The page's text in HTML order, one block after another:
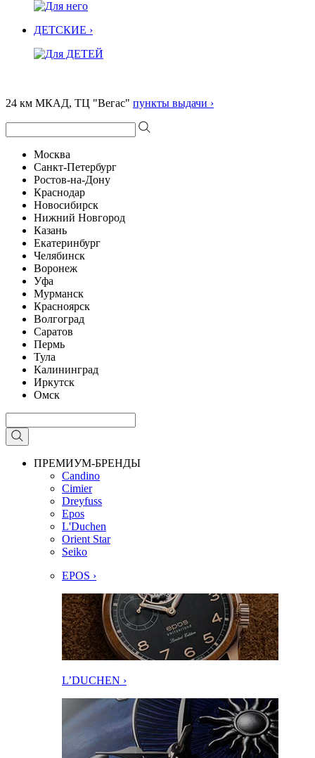
ДЕТСКИЕ ›
24 км МКАД, ТЦ "Вегас" пункты выдачи ›
Москва
Санкт-Петербург
Ростов-на-Дону
Краснодар
Новосибирск
Нижний Новгород
Казань
Екатеринбург
Челябинск
Воронеж
Уфа
Мурманск
Красноярск
Волгоград
Саратов
Пермь
Тула
Калининград
Иркутск
Омск
ПРЕМИУМ-БРЕНДЫ
Candino
Cimier
Dreyfuss
Epos
L'Duchen
Orient Star
Seiko
EPOS ›
L’DUCHEN ›